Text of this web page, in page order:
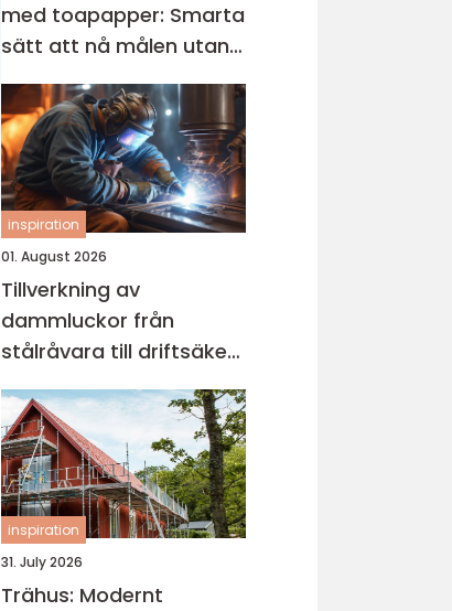
med toapapper: Smarta
sätt att nå målen utan
stress
inspiration
01. August 2026
Tillverkning av
dammluckor från
stålråvara till driftsäker
vattenkontroll
inspiration
31. July 2026
Trähus: Modernt